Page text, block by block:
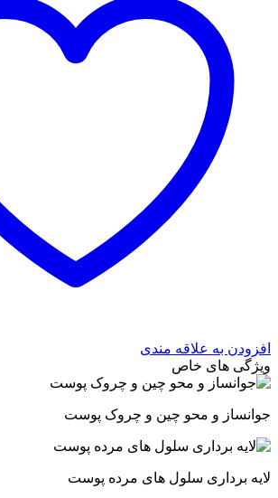
افزودن به علاقه مندی
ویژگی های خاص
جوانساز و محو چین و چروک پوست
لایه برداری سلول های مرده پوست